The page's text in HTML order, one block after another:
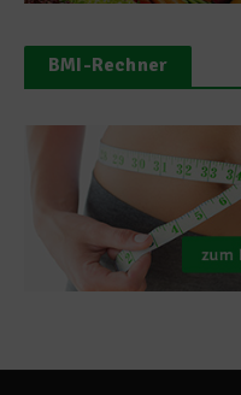
BMI-Rechner